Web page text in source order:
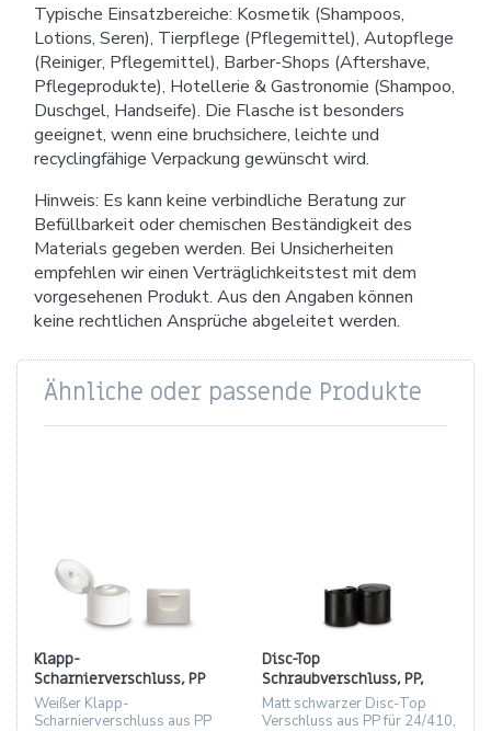
Typische Einsatzbereiche: Kosmetik (Shampoos,
Lotions, Seren), Tierpflege (Pflegemittel), Autopflege
(Reiniger, Pflegemittel), Barber-Shops (Aftershave,
Pflegeprodukte), Hotellerie & Gastronomie (Shampoo,
Duschgel, Handseife). Die Flasche ist besonders
geeignet, wenn eine bruchsichere, leichte und
recyclingfähige Verpackung gewünscht wird.
Hinweis: Es kann keine verbindliche Beratung zur
Befüllbarkeit oder chemischen Beständigkeit des
Materials gegeben werden. Bei Unsicherheiten
empfehlen wir einen Verträglichkeitstest mit dem
vorgesehenen Produkt. Aus den Angaben können
keine rechtlichen Ansprüche abgeleitet werden.
Ähnliche oder passende Produkte
Klapp-
Scharnierverschluss, PP
weiß, Gewinde 24/410,
Loch 3,1 mm
Weißer Klapp-
Scharnierverschluss aus PP
Disc-Top
Schraubverschluss, PP,
matt schwarz, Gewinde
24/410
Matt schwarzer Disc-Top
Verschluss aus PP für 24/410,